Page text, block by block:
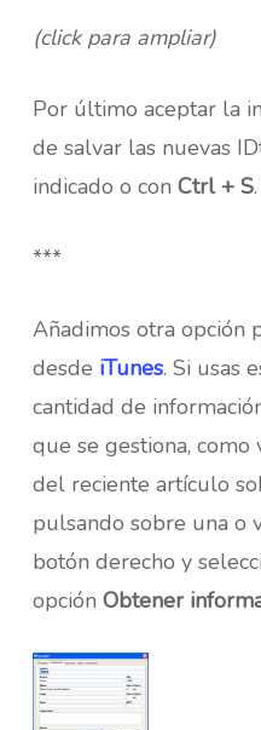
(click para ampliar)
Por último aceptar la
de salvar las nuevas
indicado o con Ctrl + S.
***
Añadimos otra opción
desde iTunes. Si usas
cantidad de
que se gestiona, como
del reciente artículo
pulsando sobre una o
botón derecho y
opción Obtener